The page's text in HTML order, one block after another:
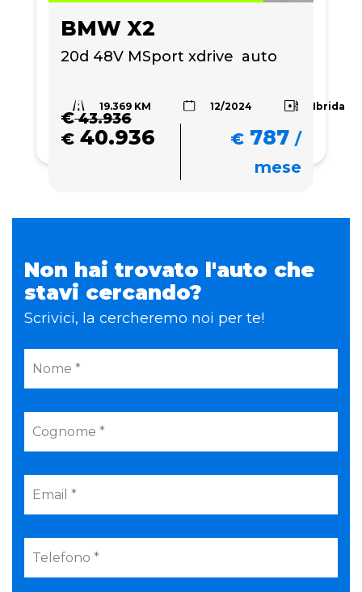
BMW X2
20d 48V MSport xdrive  auto
19.369 KM 12/2024 Ibrida
€43.936
€ 40.936 € 787 /
mese
Non hai trovato l'auto che
stavi cercando?
Scrivici, la cercheremo noi per te!